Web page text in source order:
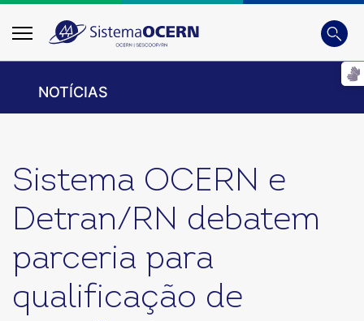
Busca
NOTÍCIAS
Sistema OCERN e
Detran/RN debatem
parceria para
qualificação de